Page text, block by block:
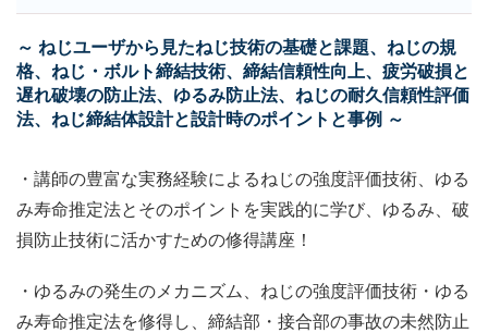
～ ねじユーザから見たねじ技術の基礎と課題、ねじの規
格、ねじ・ボルト締結技術、締結信頼性向上、疲労破損と
遅れ破壊の防止法、ゆるみ防止法、ねじの耐久信頼性評価
法、ねじ締結体設計と設計時のポイントと事例 ～
・講師の豊富な実務経験によるねじの強度評価技術、ゆる
み寿命推定法とそのポイントを実践的に学び、ゆるみ、破
損防止技術に活かすための修得講座！
・ゆるみの発生のメカニズム、ねじの強度評価技術・ゆる
み寿命推定法を修得し、締結部・接合部の事故の未然防止